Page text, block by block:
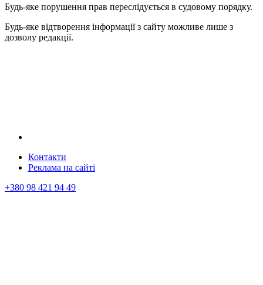
Будь-яке порушення прав переслідується в судовому порядку.
Будь-яке відтворення інформації з сайту можливе лише з
дозволу редакції.
Контакти
Реклама на сайтi
+380 98 421 94 49